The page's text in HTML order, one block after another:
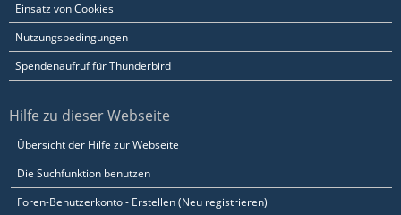
Einsatz von Cookies
Nutzungsbedingungen
Spendenaufruf für Thunderbird
Hilfe zu dieser Webseite
Übersicht der Hilfe zur Webseite
Die Suchfunktion benutzen
Foren-Benutzerkonto - Erstellen (Neu registrieren)